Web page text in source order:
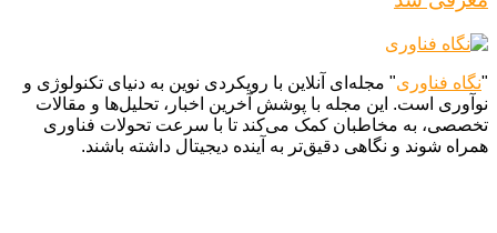
"نگاه فناوری" مجله‌ای آنلاین با رویکردی نوین به دنیای تکنولوژی و
نوآوری است. این مجله با پوشش آخرین اخبار، تحلیل‌ها و مقالات
تخصصی، به مخاطبان کمک می‌کند تا با سرعت تحولات فناوری
همراه شوند و نگاهی دقیق‌تر به آینده دیجیتال داشته باشند.